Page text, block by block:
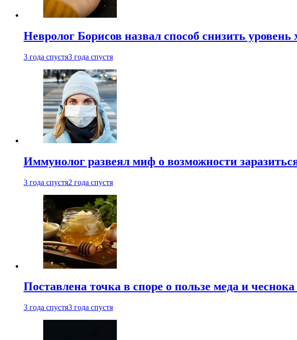
Невролог Борисов назвал способ снизить уровень
3 года спустя3 года спустя
Иммунолог развеял миф о возможности
3 года спустя2 года спустя
Поставлена точка в споре о пользе меда и
3 года спустя3 года спустя